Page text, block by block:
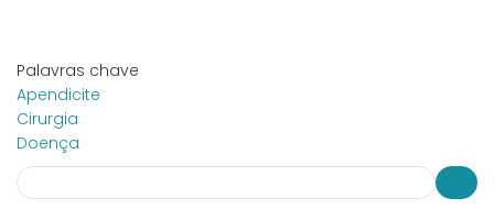
Palavras chave
Apendicite
Cirurgia
Doença
Busca
Search